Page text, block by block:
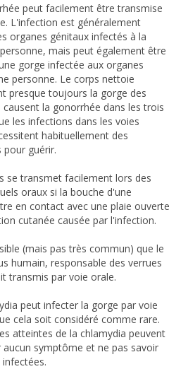
peut facilement être transmise
L'infection est généralement
organes génitaux infectés à la
mais peut également être
gorge infectée aux organes
personne. Le corps nettoie
presque toujours la gorge des
causent la gonorrhée dans les trois
les infections dans les voies
habituellement des
pour guérir.
se transmet facilement lors des
oraux si la bouche d'une
en contact avec une plaie ouverte
cutanée causée par l'infection.
(mais pas très commun) que le
humain, responsable des verrues
transmis par voie orale.
peut infecter la gorge par voie
cela soit considéré comme rare.
atteintes de la chlamydia peuvent
aucun symptôme et ne pas savoir